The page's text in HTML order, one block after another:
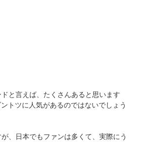
と言えば、たくさんあると思います
トツに人気があるのではないでしょう
、日本でもファンは多くて、実際にう